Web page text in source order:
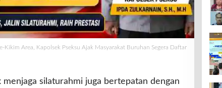
Kikim Area, Kapolsek Pseksu Ajak Masyarakat Buruhan Segera Daftar
silaturahmi juga bertepatan dengan